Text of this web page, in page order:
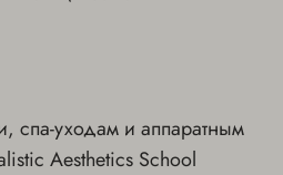
спа-уходам и аппаратным
Aesthetics School